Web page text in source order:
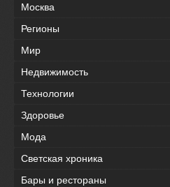
Москва
Регионы
Мир
Недвижимость
Технологии
Здоровье
Мода
Светская хроника
Бары и рестораны